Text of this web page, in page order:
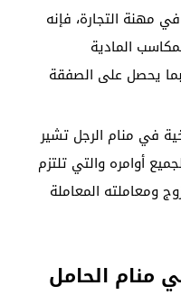
مهنة التجارة، فإنه
المادية
يحصل على الصفقة
في منام الرجل تشير
أوامره والتي تلتزم
ومعاملته المعاملة
منام الحامل